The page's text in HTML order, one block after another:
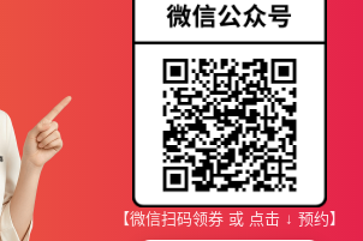
【微信扫码领券 或 点击 ↓ 预约】